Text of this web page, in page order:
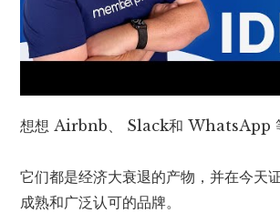
想想 Airbnb、 Slack和 WhatsApp 等
它们都是经济大衰退的产物，并在今天
成熟和广泛认可的品牌。